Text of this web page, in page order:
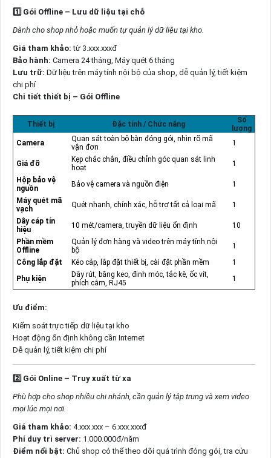
1️ Gói Offline – Lưu dữ liệu tại chỗ
Dành cho shop nhỏ hoặc muốn tự quản lý dữ liệu tại kho.
Giá tham khảo: từ 3.xxx.xxxđ
Bảo hành: Camera 24 tháng, Máy quét 6 tháng
Lưu trữ: Dữ liệu trên máy tính nội bộ của shop, dễ quản lý, tiết kiệm
chi phí
Chi tiết thiết bị – Gói Offline
Thiết bị Đặc tính / Chức năng
Số
lượng
Camera
Quan sát toàn bộ bàn đóng gói, nhìn rõ mã
vận đơn
1
Giá đỡ
Kẹp chắc chắn, điều chỉnh góc quan sát linh
hoạt
1
Hộp bảo vệ
nguồn
Bảo vệ camera và nguồn điện
1
Máy quét mã
vạch
Quét nhanh, chính xác, hỗ trợ tất cả loại mã
1
Dây cáp tín
hiệu
10 mét/camera, truyền dữ liệu ổn định
10
Phần mềm
Offline
Quản lý đơn hàng và video trên máy tính nội
bộ
1
Công lắp đặt
Kéo cáp, lắp đặt thiết bị, cài đặt phần mềm
1
Phụ kiện
Dây rút, băng keo, đinh móc, tắc kê, ốc vít,
phích cắm, RJ45
1
Ưu điểm:
Kiểm soát trực tiếp dữ liệu tại kho
Hoạt động ổn định không cần Internet
Dễ quản lý, tiết kiệm chi phí
2️ Gói Online – Truy xuất từ xa
Phù hợp cho shop nhiều chi nhánh, cần quản lý tập trung và xem video
mọi lúc mọi nơi.
Giá tham khảo: 4.xxx.xxx – 6.xxx.xxxđ
Phí duy trì server: 1.000.000đ/năm
Điểm nổi bật: Chủ shop có thể theo dõi quá trình đóng gói, tra cứu